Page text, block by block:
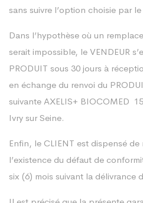
sans suivre l’option choisie par le
Dans l’hypothèse où un
serait impossible, le VENDEUR
PRODUIT sous 30 jours à
en échange du renvoi du
suivante AXELIS+ BIOCOMED
Ivry sur Seine.
Enfin, le CLIENT est dispensé
l’existence du défaut de
six (6) mois suivant la délivrance